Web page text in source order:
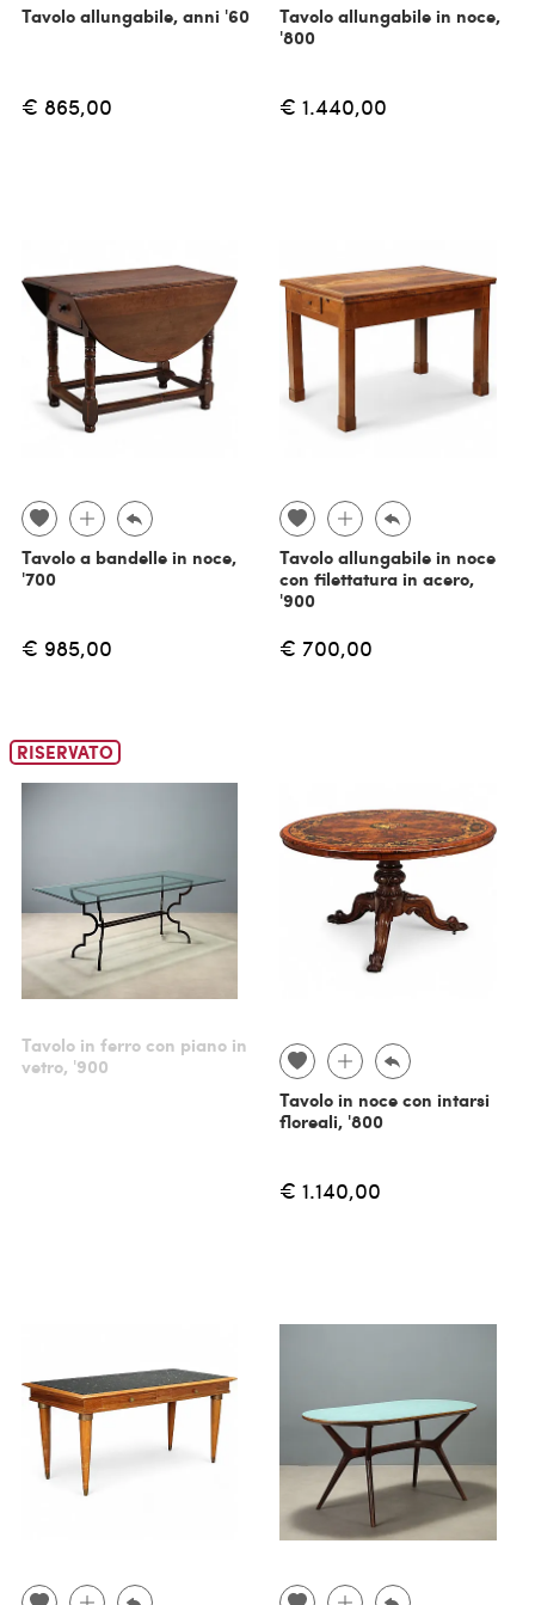
Tavolo allungabile, anni '60
€ 865,00
Tavolo allungabile in noce,
'800
€ 1.440,00
Tavolo a bandelle in noce,
'700
€ 985,00
Tavolo allungabile in noce
con filettatura in acero,
'900
€ 700,00
RISERVATO
Tavolo in ferro con piano in
vetro, '900
Tavolo in noce con intarsi
floreali, '800
€ 1.140,00